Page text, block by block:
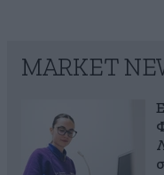
MARKET